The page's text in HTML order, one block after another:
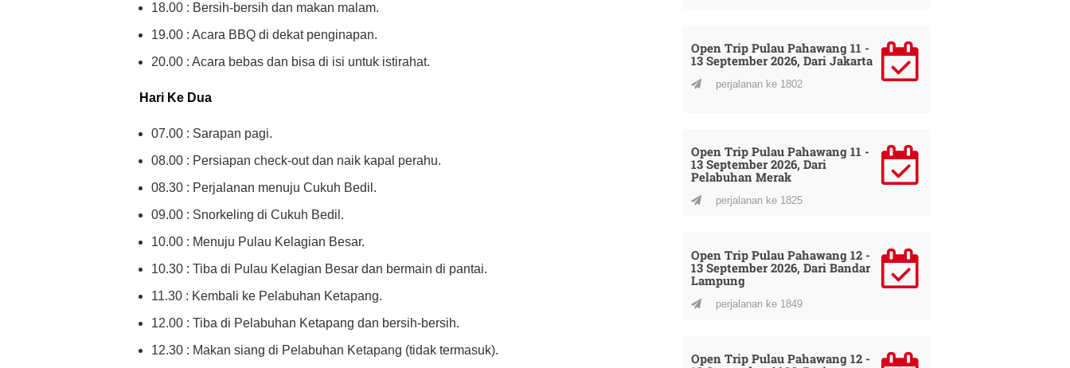
18.00 : Bersih-bersih dan makan malam.
19.00 : Acara BBQ di dekat penginapan.
20.00 : Acara bebas dan bisa di isi untuk istirahat.
Hari Ke Dua
07.00 : Sarapan pagi.
08.00 : Persiapan check-out dan naik kapal perahu.
08.30 : Perjalanan menuju Cukuh Bedil.
09.00 : Snorkeling di Cukuh Bedil.
10.00 : Menuju Pulau Kelagian Besar.
10.30 : Tiba di Pulau Kelagian Besar dan bermain di pantai.
11.30 : Kembali ke Pelabuhan Ketapang.
12.00 : Tiba di Pelabuhan Ketapang dan bersih-bersih.
12.30 : Makan siang di Pelabuhan Ketapang (tidak termasuk).
Open Trip Pulau Pahawang 11 -
13 September 2026, Dari Jakarta
perjalanan ke 1802
Open Trip Pulau Pahawang 11 -
13 September 2026, Dari
Pelabuhan Merak
perjalanan ke 1825
Open Trip Pulau Pahawang 12 -
13 September 2026, Dari Bandar
Lampung
perjalanan ke 1849
Open Trip Pulau Pahawang 12 -